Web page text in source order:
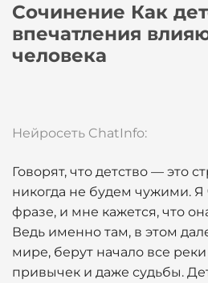
Сочинение Как
впечатления
человека
Нейросеть ChatInfo:
Говорят, что детство — это
никогда не будем чужими. Я
фразе, и мне кажется, что
Ведь именно там, в этом
мире, берут начало все
привычек и даже судьбы.